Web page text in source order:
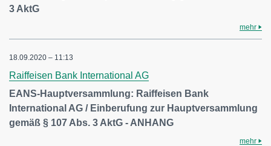
3 AktG
mehr
18.09.2020 – 11:13
Raiffeisen Bank International AG
EANS-Hauptversammlung: Raiffeisen Bank
International AG / Einberufung zur Hauptversammlung
gemäß § 107 Abs. 3 AktG - ANHANG
mehr